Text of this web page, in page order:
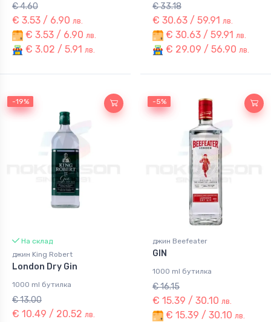
€ 4.60
€ 3.53 / 6.90 лв.
€ 3.53 / 6.90 лв.
€ 3.02 / 5.91 лв.
€ 33.18
€ 30.63 / 59.91 лв.
€ 30.63 / 59.91 лв.
€ 29.09 / 56.90 лв.
-19%
-19%
На склад
джин King Robert
London Dry Gin
1000 ml бутилка
€ 13.00
€ 10.49 / 20.52 лв.
-5%
-5%
джин Beefeater
GIN
1000 ml бутилка
€ 16.15
€ 15.39 / 30.10 лв.
€ 15.39 / 30.10 лв.